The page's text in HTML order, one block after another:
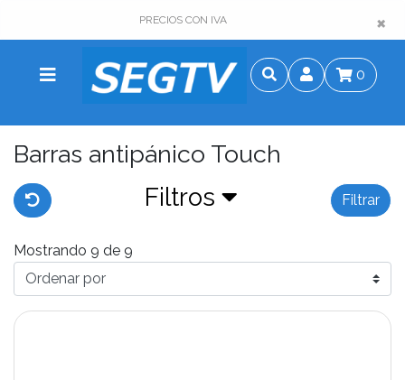
PRECIOS CON IVA ×
×
0
Barras antipánico Touch
Filtros Filtrar
Mostrando 9 de 9